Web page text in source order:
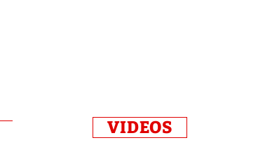
VIDEOS